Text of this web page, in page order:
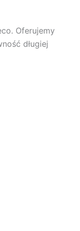
Oferujemy
długiej